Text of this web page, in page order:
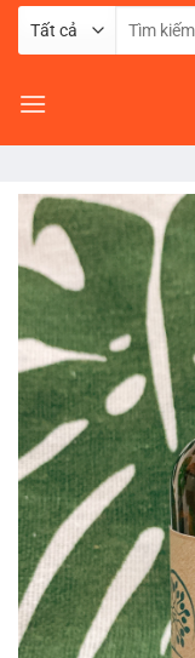
Chuyển
dung
Tìm